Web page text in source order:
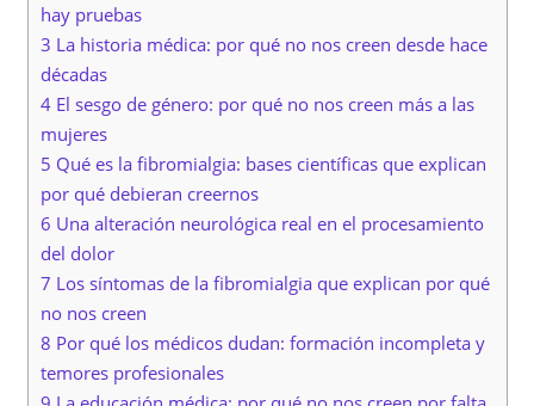
hay pruebas
3 La historia médica: por qué no nos creen desde hace
décadas
4 El sesgo de género: por qué no nos creen más a las
mujeres
5 Qué es la fibromialgia: bases científicas que explican
por qué debieran creernos
6 Una alteración neurológica real en el procesamiento
del dolor
7 Los síntomas de la fibromialgia que explican por qué
no nos creen
8 Por qué los médicos dudan: formación incompleta y
temores profesionales